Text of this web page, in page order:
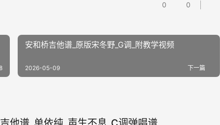
0 0
安和桥吉他谱_原版宋冬野_G调_附教学视频
下一篇
2026-05-09